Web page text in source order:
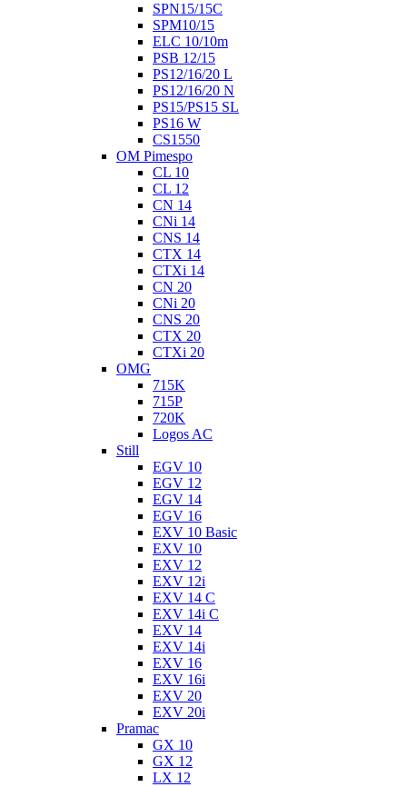
SPN15/15C
SPM10/15
ELC 10/10m
PSB 12/15
PS12/16/20 L
PS12/16/20 N
PS15/PS15 SL
PS16 W
CS1550
OM Pimespo
CL 10
CL 12
CN 14
CNi 14
CNS 14
CTX 14
CTXi 14
CN 20
CNi 20
CNS 20
CTX 20
CTXi 20
OMG
715K
715P
720K
Logos AC
Still
EGV 10
EGV 12
EGV 14
EGV 16
EXV 10 Basic
EXV 10
EXV 12
EXV 12i
EXV 14 C
EXV 14i C
EXV 14
EXV 14i
EXV 16
EXV 16i
EXV 20
EXV 20i
Pramac
GX 10
GX 12
LX 12